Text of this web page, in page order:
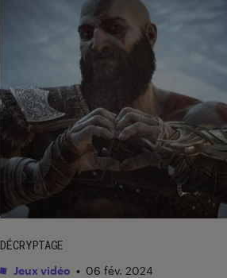
DÉCRYPTAGE
Jeux vidéo • 06 fév. 2024